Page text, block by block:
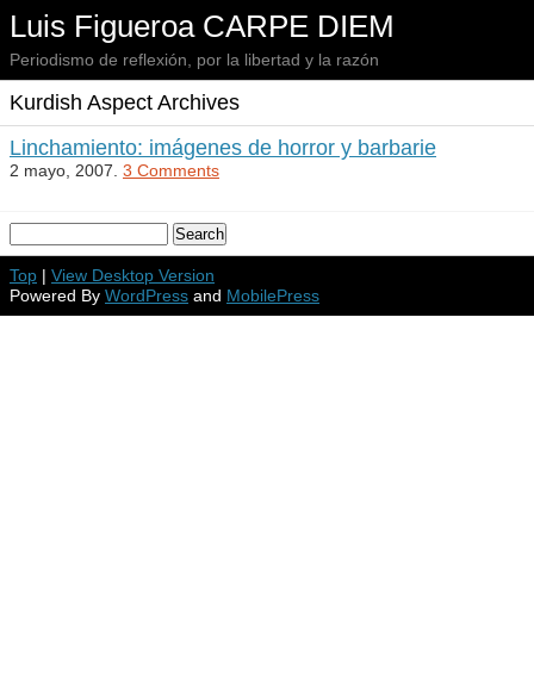
Luis Figueroa CARPE DIEM
Periodismo de reflexión, por la libertad y la razón
Kurdish Aspect Archives
Linchamiento: imágenes de horror y barbarie
2 mayo, 2007. 3 Comments
Top | View Desktop Version
Powered By WordPress and MobilePress